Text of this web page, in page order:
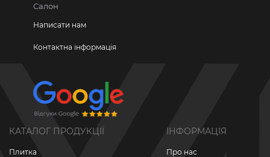
Салон
Написати нам
Контактна інформація
КАТАЛОГ ПРОДУКЦІЇ
Плитка
ІНФОРМАЦІЯ
Про нас